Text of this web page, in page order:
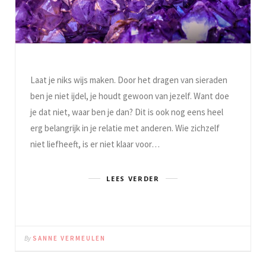
Laat je niks wijs maken. Door het dragen van sieraden
ben je niet ijdel, je houdt gewoon van jezelf. Want doe
je dat niet, waar ben je dan? Dit is ook nog eens heel
erg belangrijk in je relatie met anderen. Wie zichzelf
niet liefheeft, is er niet klaar voor…
LEES VERDER
By SANNE VERMEULEN